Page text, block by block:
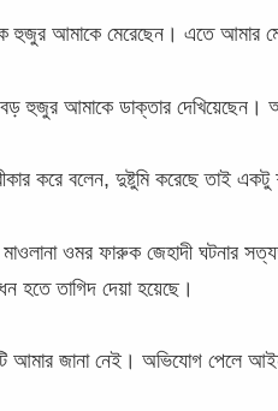
হুজুর আমাকে মেরেছেন। এতে আমার
হুজুর আমাকে ডাক্তার দেখিয়েছেন।
করে বলেন, দুষ্টুমি করেছে তাই একটু
ওমর ফারুক জেহাদী ঘটনার
হতে তাগিদ দেয়া হয়েছে।
আমার জানা নেই। অভিযোগ পেলে